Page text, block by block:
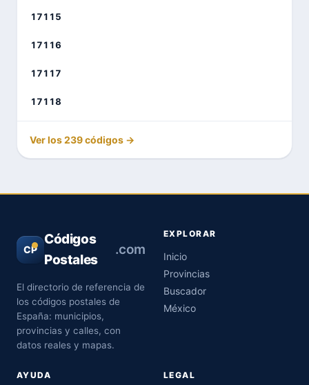
17115
17116
17117
17118
Ver los 239 códigos →
CP
Códigos
Postales
.com
El directorio de referencia de
los códigos postales de
España: municipios,
provincias y calles, con
datos reales y mapas.
EXPLORAR
Inicio
Provincias
Buscador
México
AYUDA LEGAL